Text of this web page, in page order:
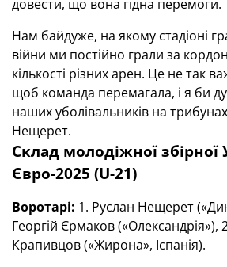
довести, що вона гідна перемоги.
Нам байдуже, на якому стадіоні
війни ми постійно грали за
кількості різних арен. Це не так
щоб команда перемагала, і я би
наших уболівальників на
Нещерет.
Склад молодіжної збірної
Євро-2025 (U-21)
Воротарі: 1. Руслан Нещерет
Георгій Єрмаков («Олександрія»),
Крапивцов («Жирона», Іспанія).